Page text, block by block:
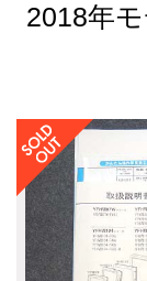
2018年